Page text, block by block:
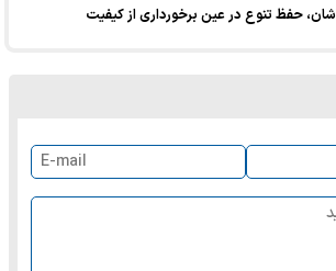
حفظ تنوع در عین برخورداری از کیفیت